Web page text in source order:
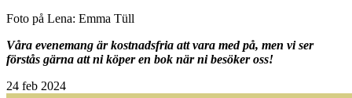
Foto på Lena: Emma Tüll
Våra evenemang är kostnadsfria att vara med på, men vi ser
förstås gärna att ni köper en bok när ni besöker oss!
24 feb 2024